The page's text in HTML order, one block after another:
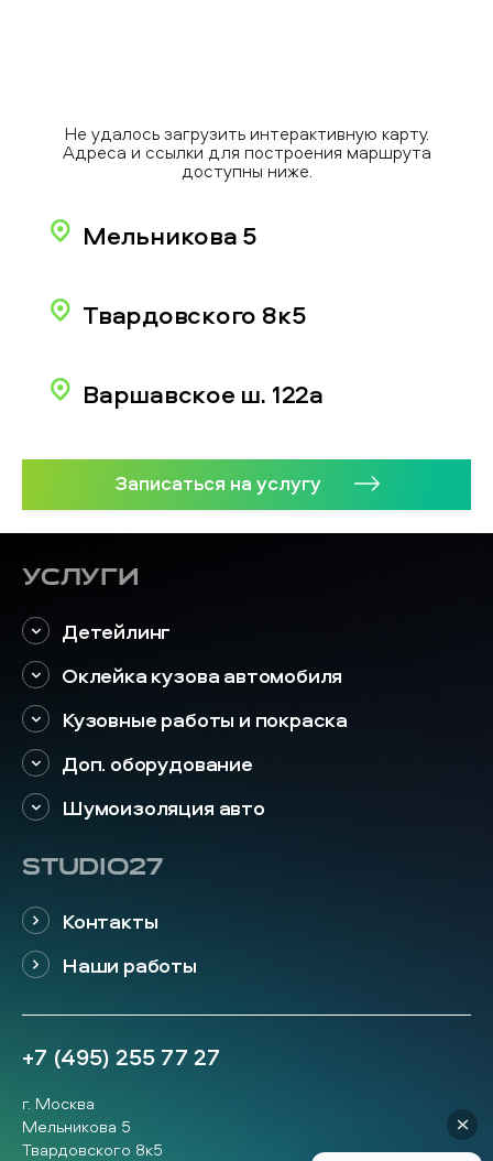
Не удалось загрузить интерактивную карту.
Адреса и ссылки для построения маршрута
доступны ниже.
Мельникова 5
Твардовского 8к5
Варшавское ш. 122а
Записаться на услугу
Услуги
Детейлинг
Оклейка кузова автомобиля
Кузовные работы и покраска
Доп. оборудование
Шумоизоляция авто
STUDIO27
Контакты
Наши работы
+7 (495) 255 77 27
г. Москва
Мельникова 5
Твардовского 8к5